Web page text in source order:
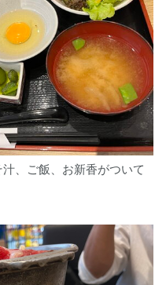
、ご飯、お新香がついて